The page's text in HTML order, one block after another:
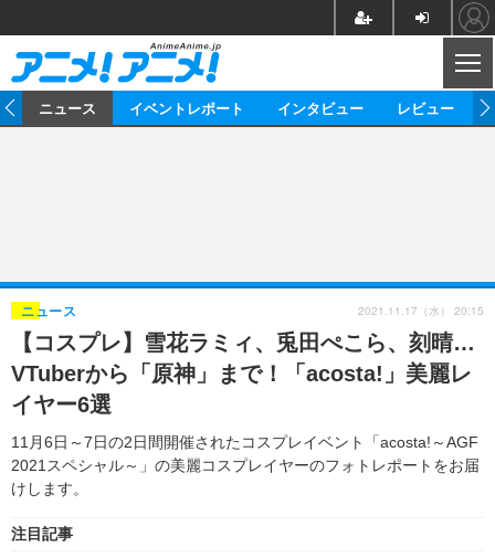
ゲーム グッズ
イベント 海外
海外イベント ビジネス
俳優・タレント アーティスト
ビジネス
アニメ 実写
書評
ゲーム 座談会
動画
アニメ
アニメ！アニメ！TV ABEMA Cafe
連載・コラム
ニュース イベントレポート インタビュー レビュー
【コスプレ】雪花ラミィ、兎田ぺこら、刻晴…
VTuberから「原神」まで！「acosta!」美麗レ
イヤー6選
11月6日～7日の2日間開催されたコスプレイベント「acosta!～AGF
2021スペシャル～」の美麗コスプレイヤーのフォトレポートをお届
けします。
ニュース
注目記事
2021.11.17（水） 20:15